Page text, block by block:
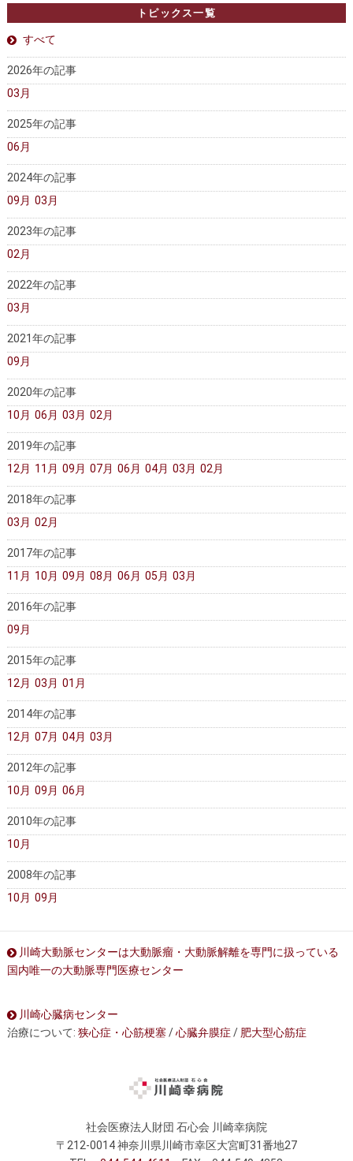
トピックス一覧
すべて
2026年の記事
03月
2025年の記事
06月
2024年の記事
09月 03月
2023年の記事
02月
2022年の記事
03月
2021年の記事
09月
2020年の記事
10月 06月 03月 02月
2019年の記事
12月 11月 09月 07月 06月 04月 03月 02月
2018年の記事
03月 02月
2017年の記事
11月 10月 09月 08月 06月 05月 03月
2016年の記事
09月
2015年の記事
12月 03月 01月
2014年の記事
12月 07月 04月 03月
2012年の記事
10月 09月 06月
2010年の記事
10月
2008年の記事
10月 09月
川崎大動脈センターは大動脈瘤・大動脈解離を専門に扱っている
国内唯一の大動脈専門医療センター
川崎心臓病センター
治療について: 狭心症・心筋梗塞/心臓弁膜症 / 肥大型心筋症
社会医療法人財団 石心会 川崎幸病院
〒212-0014 神奈川県川崎市幸区大宮町31番地27